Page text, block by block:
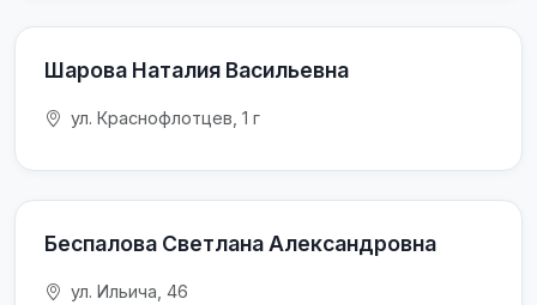
Шарова Наталия Васильевна
ул. Краснофлотцев, 1 г
Беспалова Светлана Александровна
ул. Ильича, 46